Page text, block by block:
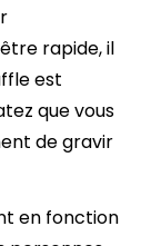
rapide, il
est
que vous
de gravir
en fonction